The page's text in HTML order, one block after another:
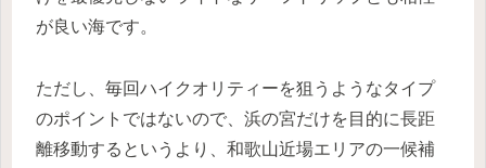
が良い海です。
ただし、毎回ハイクオリティーを狙うようなタイプ
のポイントではないので、浜の宮だけを目的に長距
離移動するというより、和歌山近場エリアの一候補